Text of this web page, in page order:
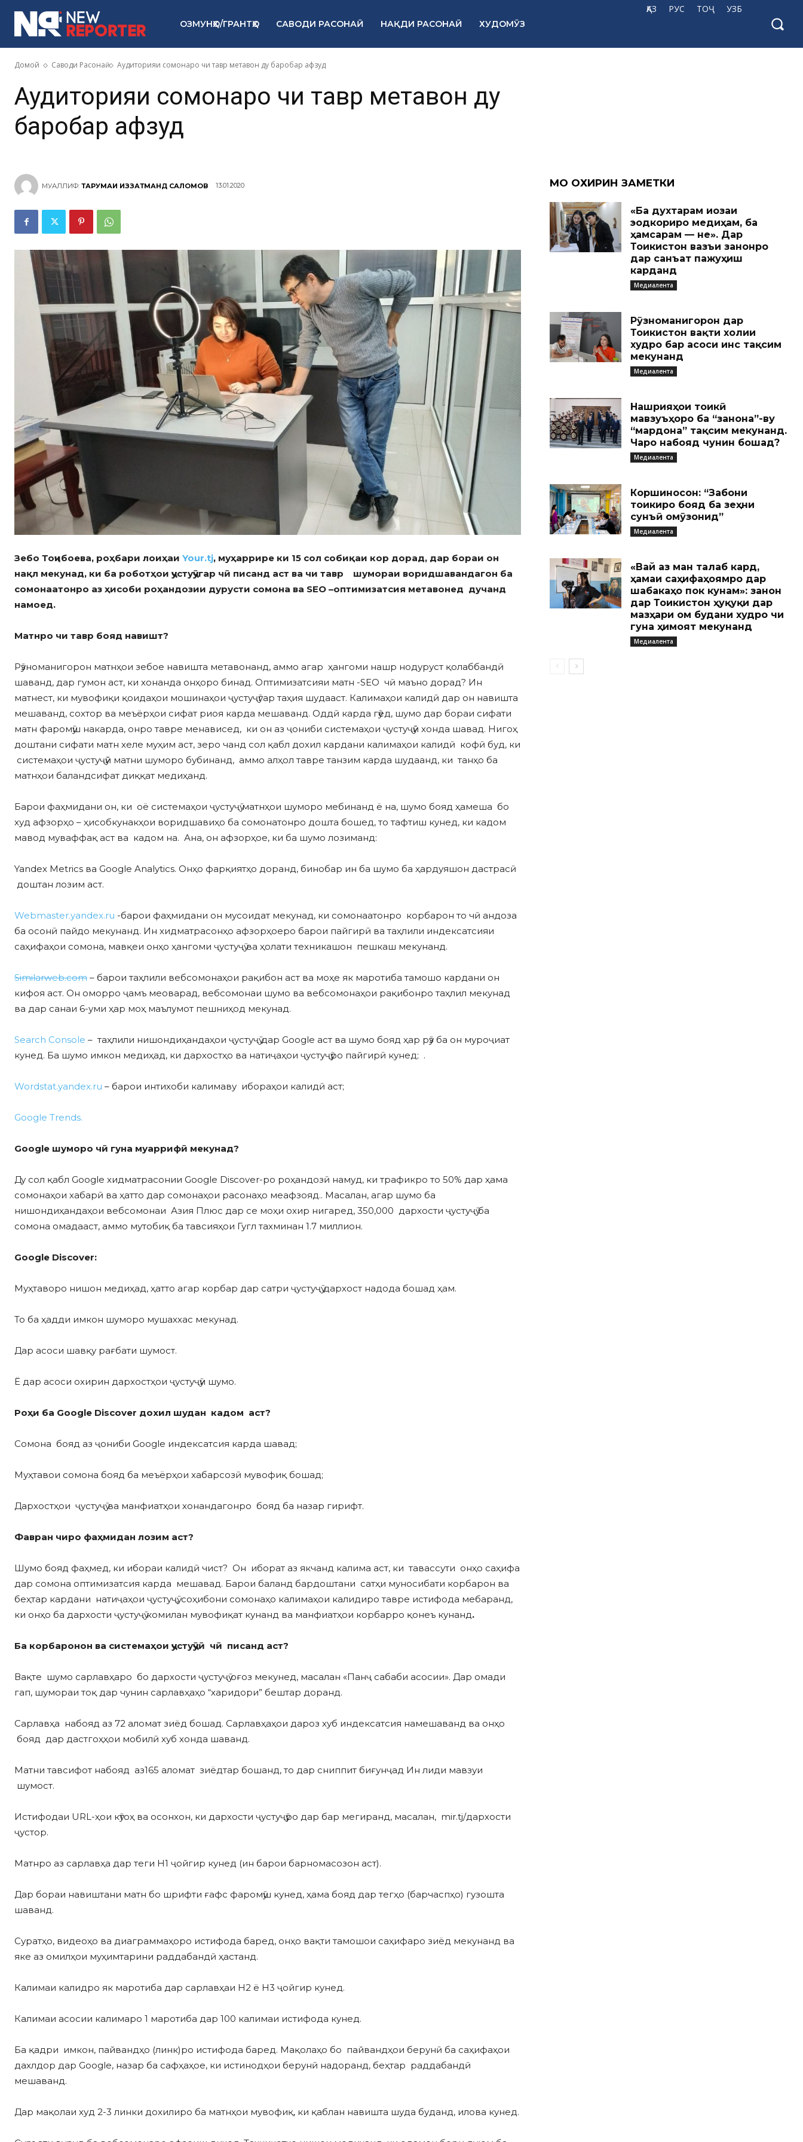
ҚАЗ РУС ТОҶ УЗБ
ОЗМУНҲО/ГРАНТҲО САВОДИ РАСОНАӢ НАҚДИ РАСОНАӢ ХУДОМӮЗ
Домой Саводи Расонаӣ Аудиторияи сомонаро чи тавр метавон ду баробар афзуд
Аудиторияи сомонаро чи тавр метавон ду
баробар афзуд
МУАЛЛИФ: ТАРҶУМАИ ИЗЗАТМАНД САЛОМОВ 13.01.2020
Зебо Тоҷибоева, роҳбари лоиҳаи Your.tj, муҳаррире ки 15 сол собиқаи кор дорад, дар бораи он
нақл мекунад, ки ба роботҳои ҷустуҷӯгар чӣ писанд аст ва чи тавр шумораи воридшавандагон ба
сомонаатонро аз ҳисоби роҳандозии дурусти сомона ва SEO –оптимизатсия метавонед дучанд
намоед.
Матнро чи тавр бояд навишт?
Рӯзноманигорон матнҳои зебое навишта метавонанд, аммо агар ҳангоми нашр нодуруст қолаббандӣ
шаванд, дар гумон аст, ки хонанда онҳоро бинад. Оптимизатсияи матн -SEO чӣ маъно дорад? Ин
матнест, ки мувофиқи қоидаҳои мошинаҳои ҷустуҷӯгар таҳия шудааст. Калимаҳои калидӣ дар он навишта
мешаванд, сохтор ва меъёрҳои сифат риоя карда мешаванд. Оддӣ карда гӯед, шумо дар бораи сифати
матн фаромӯш накарда, онро тавре менависед, ки он аз ҷониби системаҳои ҷустуҷӯӣ хонда шавад. Нигоҳ
доштани сифати матн хеле муҳим аст, зеро чанд сол қабл дохил кардани калимаҳои калидӣ кофӣ буд, ки
системаҳои ҷустуҷӯӣ матни шуморо бубинанд, аммо алҳол тавре танзим карда шудаанд, ки танҳо ба
матнҳои баландсифат диққат медиҳанд.
Барои фаҳмидани он, ки оё системаҳои ҷустуҷӯ матнҳои шуморо мебинанд ё на, шумо бояд ҳамеша бо
худ афзорҳо – ҳисобкунакҳои воридшавиҳо ба сомонатонро дошта бошед, то тафтиш кунед, ки кадом
мавод муваффақ аст ва кадом на. Ана, он афзорҳое, ки ба шумо лозиманд:
Yandex Metrics ва Google Analytics. Онҳо фарқиятҳо доранд, бинобар ин ба шумо ба ҳардуяшон дастрасӣ
доштан лозим аст.
Webmaster.yandex.ru -барои фаҳмидани он мусоидат мекунад, ки сомонаатонро корбарон то чӣ андоза
ба осонӣ пайдо мекунанд. Ин хидматрасонҳо афзорҳоеро барои пайгирӣ ва таҳлили индексатсияи
саҳифаҳои сомона, мавқеи онҳо ҳангоми ҷустуҷӯ ва ҳолати техникашон пешкаш мекунанд.
Similarweb.com – барои таҳлили вебсомонаҳои рақибон аст ва моҳе як маротиба тамошо кардани он
кифоя аст. Он оморро ҷамъ меоварад, вебсомонаи шумо ва вебсомонаҳои рақибонро таҳлил мекунад
ва дар санаи 6-уми ҳар моҳ маълумот пешниҳод мекунад.
Search Console – таҳлили нишондиҳандаҳои ҷустуҷӯ дар Google аст ва шумо бояд ҳар рӯз ба он муроҷиат
кунед. Ба шумо имкон медиҳад, ки дархостҳо ва натиҷаҳои ҷустуҷӯро пайгирӣ кунед; .
Wordstat.yandex.ru – барои интихоби калимаву ибораҳои калидӣ аст;
Google Trends.
Google шуморо чӣ гуна муаррифӣ мекунад?
Ду сол қабл Google хидматрасонии Google Discover-ро роҳандозӣ намуд, ки трафикро то 50% дар ҳама
сомонаҳои хабарӣ ва ҳатто дар сомонаҳои расонаҳо меафзояд.. Масалан, агар шумо ба
нишондиҳандаҳои вебсомонаи Азия Плюс дар се моҳи охир нигаред, 350,000 дархости ҷустуҷӯ ба
сомона омадааст, аммо мутобиқ ба тавсияҳои Гугл тахминан 1.7 миллион.
Google Discover:
Муҳтаворо нишон медиҳад, ҳатто агар корбар дар сатри ҷустуҷӯ дархост надода бошад ҳам.
То ба ҳадди имкон шуморо мушаххас мекунад.
Дар асоси шавқу рағбати шумост.
Ё дар асоси охирин дархостҳои ҷустуҷӯи шумо.
Роҳи ба Google Discover дохил шудан кадом аст?
Сомона бояд аз ҷониби Google индексатсия карда шавад;
Муҳтавои сомона бояд ба меъёрҳои хабарсозӣ мувофиқ бошад;
Дархостҳои ҷустуҷӯ ва манфиатҳои хонандагонро бояд ба назар гирифт.
Фавран чиро фаҳмидан лозим аст?
Шумо бояд фаҳмед, ки ибораи калидӣ чист? Он иборат аз якчанд калима аст, ки тавассути онҳо саҳифа
дар сомона оптимизатсия карда мешавад. Барои баланд бардоштани сатҳи муносибати корбарон ва
беҳтар кардани натиҷаҳои ҷустуҷӯ, соҳибони сомонаҳо калимаҳои калидиро тавре истифода мебаранд,
ки онҳо ба дархости ҷустуҷӯ комилан мувофиқат кунанд ва манфиатҳои корбарро қонеъ кунанд.
Ба корбаронон ва системаҳои ҷустуҷӯӣ чӣ писанд аст?
Вақте шумо сарлавҳаро бо дархости ҷустуҷӯ оғоз мекунед, масалан «Панҷ сабаби асосии». Дар омади
гап, шумораи тоқ дар чунин сарлавҳаҳо “харидори” бештар доранд.
Сарлавҳа набояд аз 72 аломат зиёд бошад. Сарлавҳаҳои дароз хуб индексатсия намешаванд ва онҳо
бояд дар дастгоҳҳои мобилӣ хуб хонда шаванд.
Матни тавсифот набояд аз165 аломат зиёдтар бошанд, то дар сниппит биғунҷад Ин лиди мавзуи
шумост.
Истифодаи URL-ҳои кӯтоҳ ва осонхон, ки дархости ҷустуҷӯро дар бар мегиранд, масалан, mir.tj/дархости
ҷустор.
Матнро аз сарлавҳа дар теги H1 ҷойгир кунед (ин барои барномасозон аст).
Дар бораи навиштани матн бо шрифти ғафс фаромӯш кунед, ҳама бояд дар тегҳо (барчаспҳо) гузошта
шаванд.
Суратҳо, видеоҳо ва диаграммаҳоро истифода баред, онҳо вақти тамошои саҳифаро зиёд мекунанд ва
яке аз омилҳои муҳимтарини раддабандӣ ҳастанд.
Калимаи калидро як маротиба дар сарлавҳаи H2 ё H3 ҷойгир кунед.
Калимаи асосии калимаро 1 маротиба дар 100 калимаи истифода кунед.
Ба қадри имкон, пайвандҳо (линк)ро истифода баред. Мақолаҳо бо пайвандҳои берунӣ ба саҳифаҳои
дахлдор дар Google, назар ба сафҳаҳое, ки истинодҳои берунӣ надоранд, беҳтар раддабандӣ
мешаванд.
Дар мақолаи худ 2-3 линки дохилиро ба матнҳои мувофиқ, ки қаблан навишта шуда буданд, илова кунед.
МО ОХИРИН ЗАМЕТКИ
«Ба духтарам иҷозаи
эҷодкориро медиҳам, ба
ҳамсарам — не». Дар
Тоҷикистон вазъи занонро
дар санъат пажуҳиш
карданд
Медиалента
Рӯзноманигорон дар
Тоҷикистон вақти холии
худро бар асоси ҷинс тақсим
мекунанд
Медиалента
Нашрияҳои тоҷикӣ
мавзуъҳоро ба “занона”-ву
“мардона” тақсим мекунанд.
Чаро набояд чунин бошад?
Медиалента
Коршиносон: “Забони
тоҷикиро бояд ба зеҳни
сунъӣ омӯзонид”
Медиалента
«Вай аз ман талаб кард,
ҳамаи саҳифаҳоямро дар
шабакаҳо пок кунам»: занон
дар Тоҷикистон ҳуқуқи дар
мазҳари ом будани худро чи
гуна ҳимоят мекунанд
Медиалента